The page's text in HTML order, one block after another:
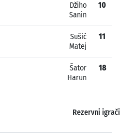
Džiho
Sanin
10
Sušić
Matej
11
Šator
Harun
18
Rezervni igrači